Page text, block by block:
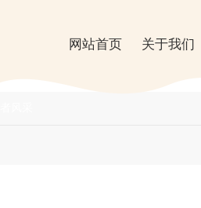
网站首页 关于我们